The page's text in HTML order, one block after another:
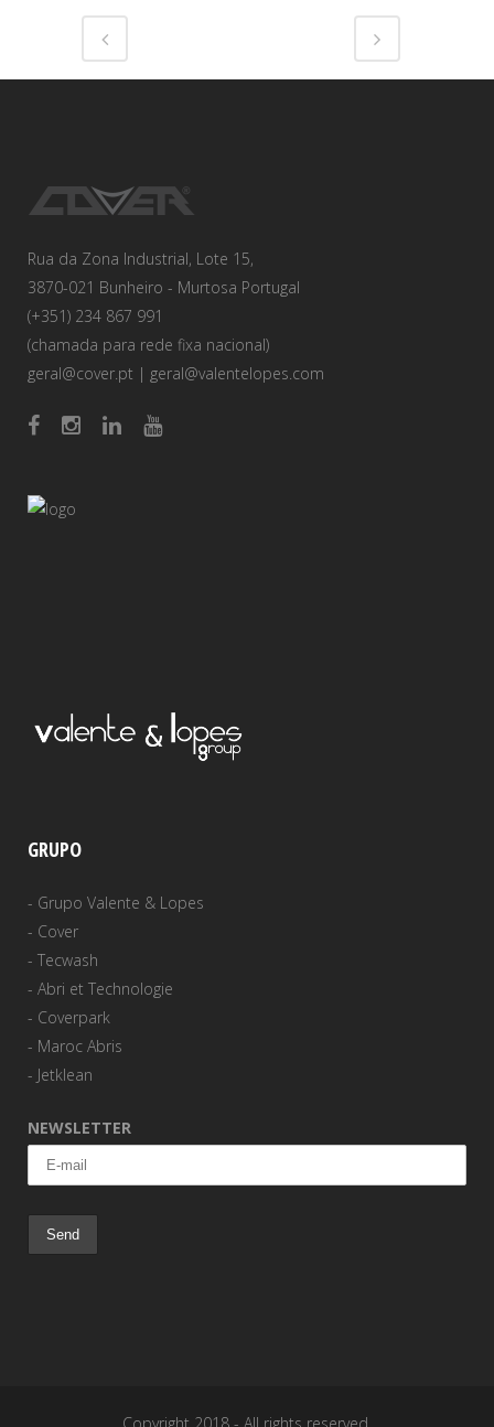
Rua da Zona Industrial, Lote 15,
3870-021 Bunheiro - Murtosa Portugal
(+351) 234 867 991
(chamada para rede fixa nacional)
geral@cover.pt | geral@valentelopes.com
GRUPO
- Grupo Valente & Lopes
- Cover
- Tecwash
- Abri et Technologie
- Coverpark
- Maroc Abris
- Jetklean
NEWSLETTER